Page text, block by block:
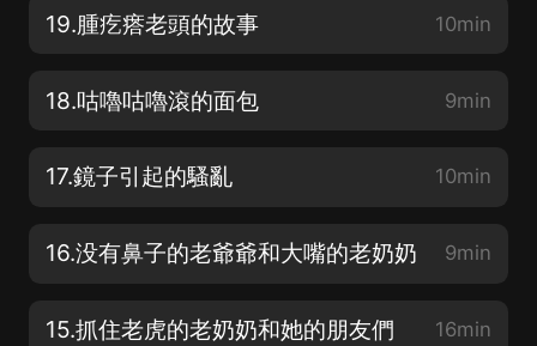
19.腫疙瘩老頭的故事 10min
18.咕嚕咕嚕滾的面包 9min
17.鏡子引起的騷亂 10min
16.没有鼻子的老爺爺和大嘴的老奶奶 9min
15.抓住老虎的老奶奶和她的朋友們 16min